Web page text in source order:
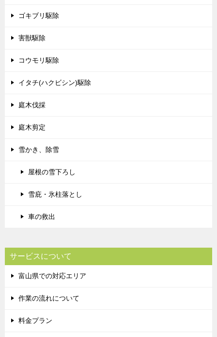
ゴキブリ駆除
害獣駆除
コウモリ駆除
イタチ(ハクビシン)駆除
庭木伐採
庭木剪定
雪かき、除雪
屋根の雪下ろし
雪庇・氷柱落とし
車の救出
サービスについて
富山県での対応エリア
作業の流れについて
料金プラン